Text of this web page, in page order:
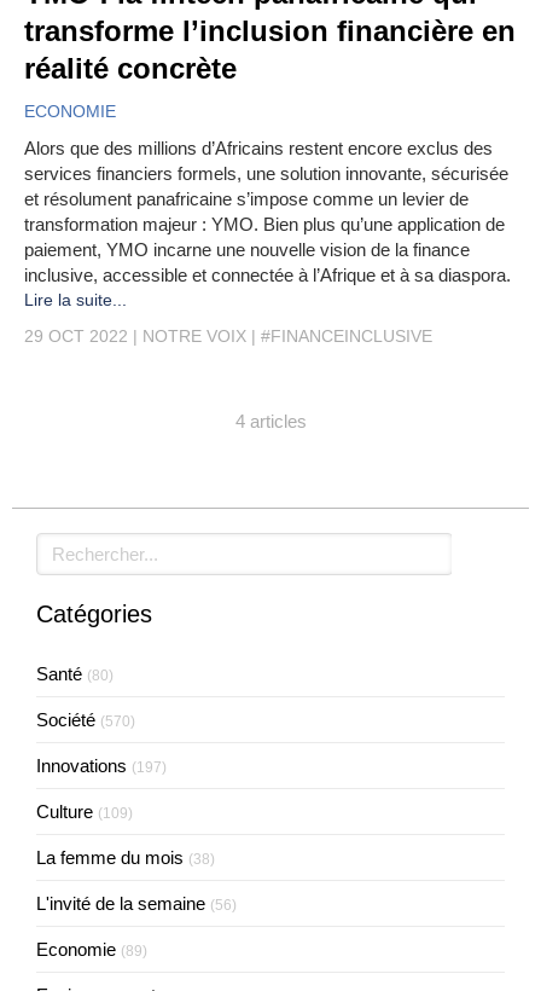
transforme l’inclusion financière en
réalité concrète
ECONOMIE
Alors que des millions d’Africains restent encore exclus des
services financiers formels, une solution innovante, sécurisée
et résolument panafricaine s’impose comme un levier de
transformation majeur : YMO. Bien plus qu’une application de
paiement, YMO incarne une nouvelle vision de la finance
inclusive, accessible et connectée à l’Afrique et à sa diaspora.
Lire la suite...
29 OCT 2022
NOTRE VOIX #FINANCEINCLUSIVE
4 articles
Rechercher
Catégories
Santé (80)
Société (570)
Innovations (197)
Culture (109)
La femme du mois (38)
L'invité de la semaine (56)
Economie (89)